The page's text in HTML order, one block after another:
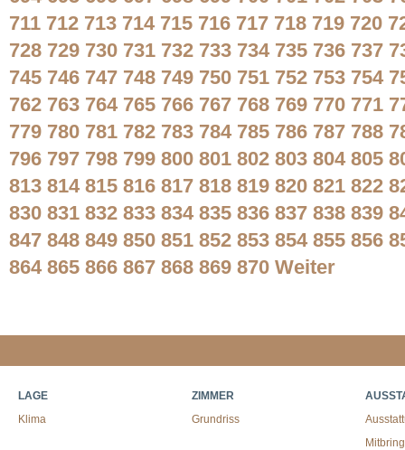
711 712 713 714 715 716 717 718 719 720
728 729 730 731 732 733 734 735 736 737
745 746 747 748 749 750 751 752 753 754
762 763 764 765 766 767 768 769 770 771
779 780 781 782 783 784 785 786 787 788
796 797 798 799 800 801 802 803 804 805
813 814 815 816 817 818 819 820 821 822
830 831 832 833 834 835 836 837 838 839
847 848 849 850 851 852 853 854 855 856
864 865 866 867 868 869 870 Weiter
LAGE
Klima
ZIMMER
Grundriss